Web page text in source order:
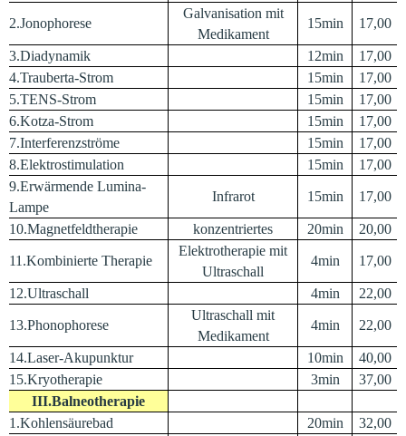
2.Jonophorese
Galvanisation mit
Medikament
15min 17,00
3.Diadynamik 12min
17,00
4.Trauberta-Strom
15min
17,00
5.TENS-Strom
15min
17,00
6.Kotza-Strom
15min
17,00
7.Interferenzströme
15min
17,00
8.Elektrostimulation
15min
17,00
9.Erwärmende Lumina-
Lampe
Infrarot 15min 17,00
10.Magnetfeldtherapie konzentriertes 20min 20,00
11.Kombinierte Therapie
Elektrotherapie mit
Ultraschall
4min 17,00
12.Ultraschall 4min 22,00
13.Phonophorese
Ultraschall mit
Medikament
4min 22,00
14.Laser-Akupunktur 10min
40,00
15.Kryotherapie
3min
37,00
III.Balneotherapie
1.Kohlensäurebad
20min
32,00